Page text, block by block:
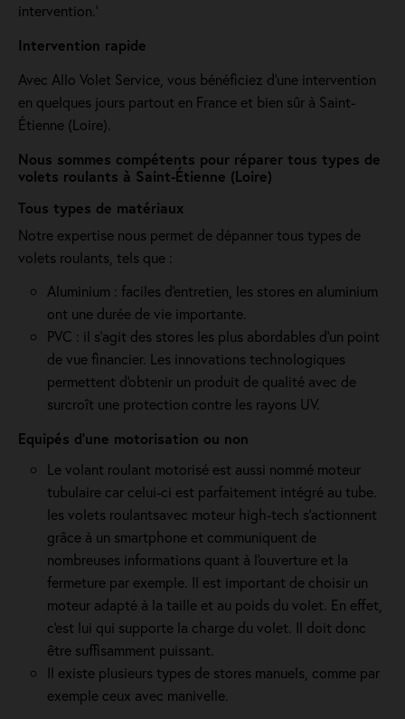
intervention.'
Intervention rapide
Avec Allo Volet Service, vous bénéficiez d'une intervention
en quelques jours partout en France et bien sûr à Saint-
Étienne (Loire).
Nous sommes compétents pour réparer tous types de
volets roulants à Saint-Étienne (Loire)
Tous types de matériaux
Notre expertise nous permet de dépanner tous types de
volets roulants, tels que :
Aluminium : faciles d'entretien, les stores en aluminium
ont une durée de vie importante.
PVC : il s'agit des stores les plus abordables d'un point
de vue financier. Les innovations technologiques
permettent d'obtenir un produit de qualité avec de
surcroît une protection contre les rayons UV.
Equipés d'une motorisation ou non
Le volant roulant motorisé est aussi nommé moteur
tubulaire car celui-ci est parfaitement intégré au tube.
les volets roulantsavec moteur high-tech s'actionnent
grâce à un smartphone et communiquent de
nombreuses informations quant à l'ouverture et la
fermeture par exemple. Il est important de choisir un
moteur adapté à la taille et au poids du volet. En effet,
c'est lui qui supporte la charge du volet. Il doit donc
être suffisamment puissant.
Il existe plusieurs types de stores manuels, comme par
exemple ceux avec manivelle.